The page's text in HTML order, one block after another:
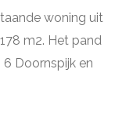
woning uit
m2. Het pand
Doornspijk en